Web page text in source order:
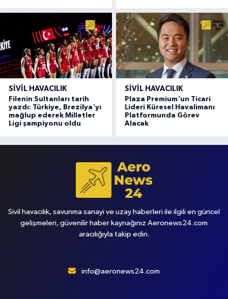
SIVIL HAVACILIK
Filenin Sultanları tarih
yazdı: Türkiye, Brezilya'yı
mağlup ederek Milletler
Ligi şampiyonu oldu
SIVIL HAVACILIK
Plaza Premium'un Ticari
Lideri Küresel Havalimanı
Platformunda Görev
Alacak
Sivil havacılık, savunma sanayi ve uzay haberleri ile ilgili en güncel
gelişmeleri, güvenilir haber kaynağınız Aeronews24.com
aracılığıyla takip edin.
info@aeronews24.com